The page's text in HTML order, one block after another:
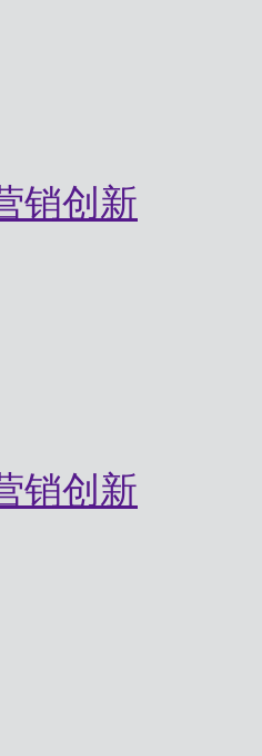
销创新
销创新